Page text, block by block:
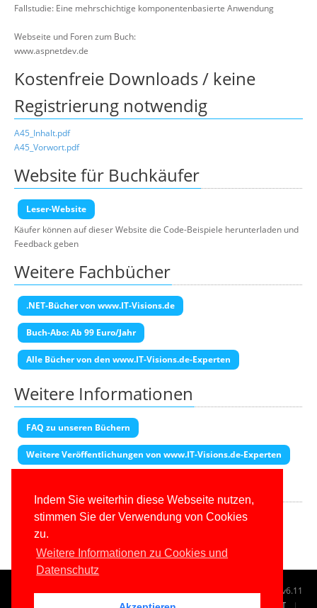
Indem Sie weiterhin diese Webseite nutzen,
stimmen Sie der Verwendung von Cookies
zu.
Weitere Informationen zu Cookies und
Datenschutz
Fallstudie: Eine mehrschichtige komponentenbasierte Anwendung
Webseite und Foren zum Buch:
www.aspnetdev.de
Kostenfreie Downloads / keine
Registrierung notwendig
A45_Inhalt.pdf
A45_Vorwort.pdf
Website für Buchkäufer
Leser-Website
Käufer können auf dieser Website die Code-Beispiele herunterladen und
Feedback geben
Weitere Fachbücher
.NET-Bücher von www.IT-Visions.de
Buch-Abo: Ab 99 Euro/Jahr
Alle Bücher von den www.IT-Visions.de-Experten
Weitere Informationen
FAQ zu unseren Büchern
Weitere Veröffentlichungen von www.IT-Visions.de-Experten
Diese Seite enthält Partner-Links. Wenn Sie auf einen Amazon-Link
klicken und dort kaufen, erhalten wir eine Provision.
© 1996-2026www.IT-Visions.de-Dr. Holger Schwichtenberg v6.11
TAG CLOUD KONTAKT